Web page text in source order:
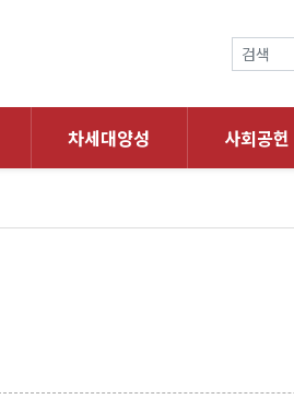
차세대양성 사회공헌